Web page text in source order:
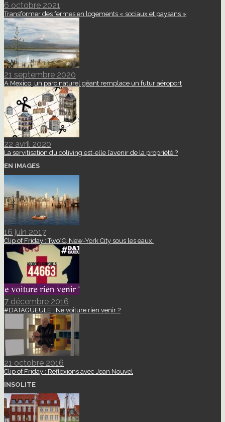
6 octobre 2021
Transformer des fermes en logements « sociaux et paysans »
21 septembre 2020
A Mexico, un parc naturel géant remplace un futur aéroport
22 avril 2020
La servitisation du coliving est-elle l’avenir de la propriété ?
EN IMAGES
16 juin 2017
Clip of Friday : Two°C, New-York City sous les eaux.
7 décembre 2016
#DATAGUEULE : Ne voiture rien venir ?
21 octobre 2016
Clip of Friday : Réflexions avec Jean Nouvel
INSOLITE